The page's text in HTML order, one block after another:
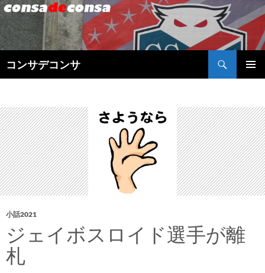
コンサデコンサ
索
ン
ツ
へ
ス
キ
ッ
プ
小話2021
ジェイボスロイド選手が離
札